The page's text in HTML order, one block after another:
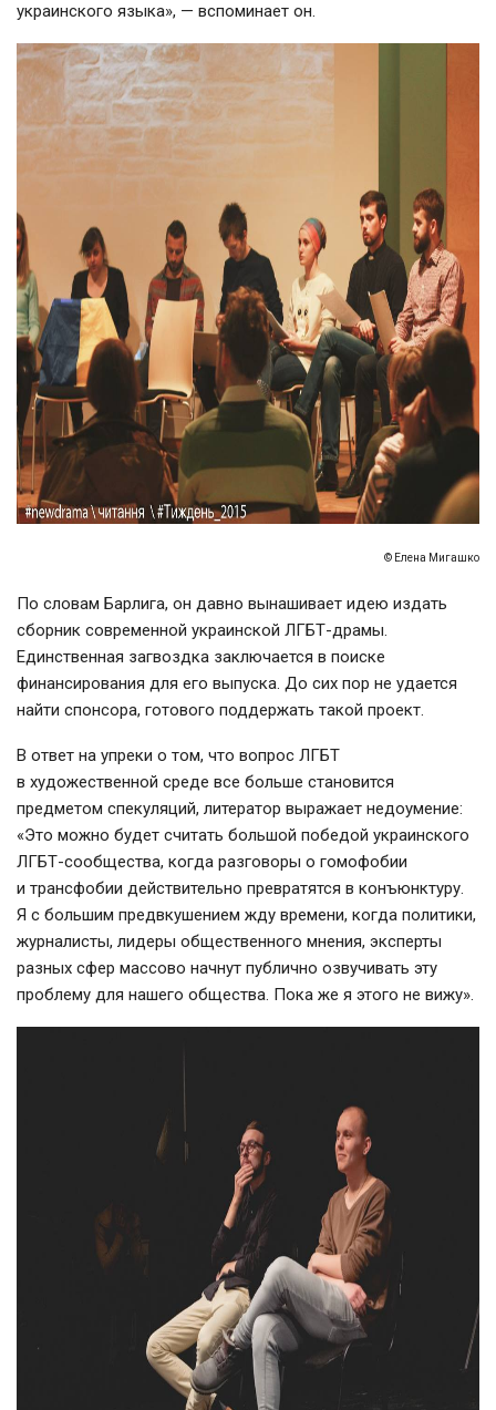
украинского языка», — вспоминает он.
© Елена Мигашко
По словам Барлига, он давно вынашивает идею издать
сборник современной украинской ЛГБТ-драмы.
Единственная загвоздка заключается в поиске
финансирования для его выпуска. До сих пор не удается
найти спонсора, готового поддержать такой проект.
В ответ на упреки о том, что вопрос ЛГБТ
в художественной среде все больше становится
предметом спекуляций, литератор выражает недоумение:
«Это можно будет считать большой победой украинского
ЛГБТ-сообщества, когда разговоры о гомофобии
и трансфобии действительно превратятся в конъюнктуру.
Я с большим предвкушением жду времени, когда политики,
журналисты, лидеры общественного мнения, эксперты
разных сфер массово начнут публично озвучивать эту
проблему для нашего общества. Пока же я этого не вижу».